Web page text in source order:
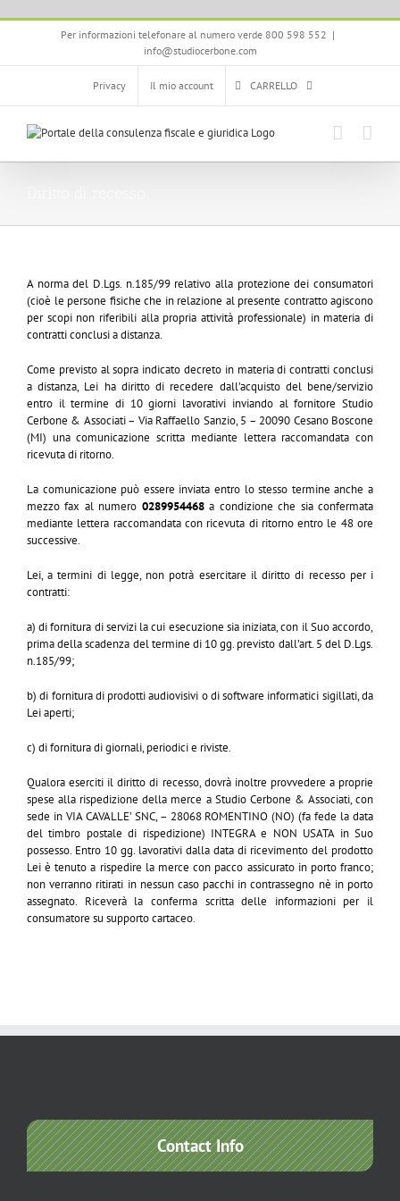
Salta
Per informazioni telefonare al numero verde 800 598 552 |
info@studiocerbone.com
Privacy Il mio account CARRELLO
A norma del D.Lgs. n.185/99 relativo alla protezione dei consumatori
(cioè le persone fisiche che in relazione al presente contratto agiscono
per scopi non riferibili alla propria attività professionale) in materia di
contratti conclusi a distanza.
Come previsto al sopra indicato decreto in materia di contratti conclusi
a distanza, Lei ha diritto di recedere dall’acquisto del bene/servizio
entro il termine di 10 giorni lavorativi inviando al fornitore Studio
Cerbone & Associati – Via Raffaello Sanzio, 5 – 20090 Cesano Boscone
(MI) una comunicazione scritta mediante lettera raccomandata con
ricevuta di ritorno.
La comunicazione può essere inviata entro lo stesso termine anche a
mezzo fax al numero 0289954468a condizione che sia confermata
mediante lettera raccomandata con ricevuta di ritorno entro le 48 ore
successive.
Lei, a termini di legge, non potrà esercitare il diritto di recesso per i
contratti:
a) di fornitura di servizi la cui esecuzione sia iniziata, con il Suo accordo,
prima della scadenza del termine di 10 gg. previsto dall’art. 5 del D.Lgs.
n.185/99;
b) di fornitura di prodotti audiovisivi o di software informatici sigillati, da
Lei aperti;
c) di fornitura di giornali, periodici e riviste.
Qualora eserciti il diritto di recesso, dovrà inoltre provvedere a proprie
spese alla rispedizione della merce a Studio Cerbone & Associati, con
sede in VIA CAVALLE’ SNC, – 28068 ROMENTINO (NO) (fa fede la data
del timbro postale di rispedizione) INTEGRA e NON USATA in Suo
possesso. Entro 10 gg. lavorativi dalla data di ricevimento del prodotto
Lei è tenuto a rispedire la merce con pacco assicurato in porto franco;
non verranno ritirati in nessun caso pacchi in contrassegno nè in porto
assegnato. Riceverà la conferma scritta delle informazioni per il
consumatore su supporto cartaceo.
Contact Info